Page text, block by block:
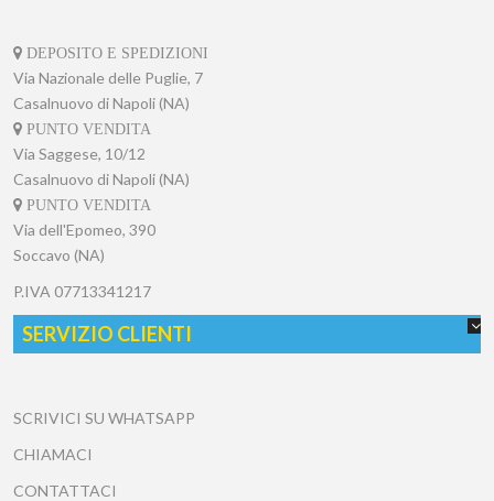
DEPOSITO E SPEDIZIONI
Via Nazionale delle Puglie, 7
Casalnuovo di Napoli (NA)
PUNTO VENDITA
Via Saggese, 10/12
Casalnuovo di Napoli (NA)
PUNTO VENDITA
Via dell'Epomeo, 390
Soccavo (NA)
P.IVA 07713341217
SERVIZIO CLIENTI
SCRIVICI SU WHATSAPP
CHIAMACI
CONTATTACI